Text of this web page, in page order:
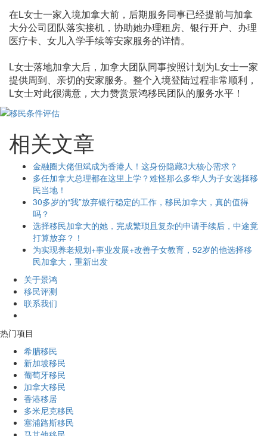
在L女士一家入境加拿大前，后期服务同事已经提前与加拿
大分公司团队落实接机，协助她办理租房、银行开户、办理
医疗卡、女儿入学手续等安家服务的详情。
L女士落地加拿大后，加拿大团队同事按照计划为L女士一家
提供周到、亲切的安家服务。整个入境登陆过程非常顺利，
L女士对此很满意，大力赞赏景鸿移民团队的服务水平！
相关文章
金融圈大佬但斌成为香港人！这身份隐藏3大核心需求？
多任加拿大总理都在这里上学？难怪那么多华人为子女选择移
民当地！
30多岁的“我”放弃银行稳定的工作，移民加拿大，真的值得
吗？
选择移民加拿大的她，完成繁琐且复杂的申请手续后，中途竟
打算放弃？！
为实现养老规划+事业发展+改善子女教育，52岁的他选择移
民加拿大，重新出发
关于景鸿
移民评测
联系我们
热门项目
希腊移民
新加坡移民
葡萄牙移民
加拿大移民
香港移居
多米尼克移民
塞浦路斯移民